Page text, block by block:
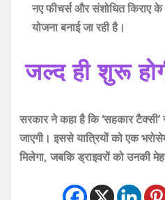
नए फीचर्स और संशोधित किराए
योजना बनाई जा रही है।
जल्द ही शुरू
सरकार ने कहा है कि ‘सहकार
जाएगी। इससे यात्रियों को एक
मिलेगा, जबकि ड्राइवरों को उनकी